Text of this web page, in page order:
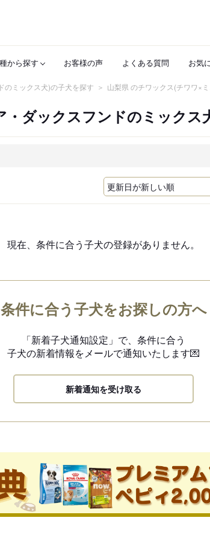
から探す お客様の声 よくある質問 お気
のミックス犬)の子犬を探す 山梨県 のチワックス(チワワ×
ダックスフンドのミックス
現在、条件に合う子犬の登録がありません。
件に合う子犬をお探しの方へ
「新着子犬通知設定」で、 条件に合う
子犬の新着情報をメールで通知いたします💌
新着通知を受け取る